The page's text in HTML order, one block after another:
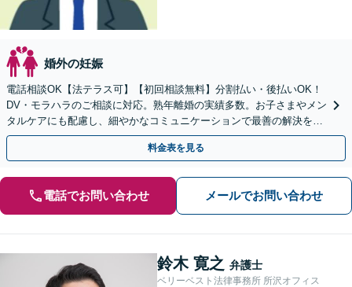
婚外の妊娠
電話相談OK【法テラス可】【初回相談無料】分割払い・後払いOK！
DV・モラハラのご相談に対応。熟年離婚の実績多数。お子さまやメン
タルケアにも配慮し、細やかなコミュニケーションで最善の解決を目
指します【休日夜間対応】【上福岡駅8分】
料金表を見る
電話でお問い合わせ メールでお問い合わせ
鈴木 寛之 弁護士
ベリーベスト法律事務所 所沢オフィス